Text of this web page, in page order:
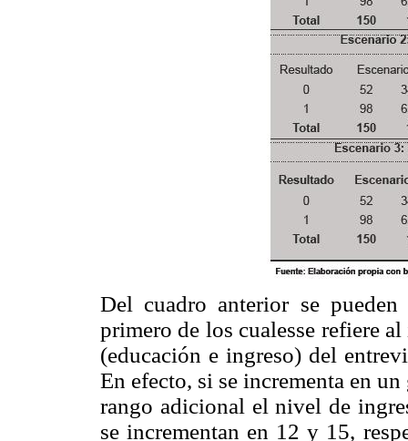
Del cuadro anterior se
primero de los cualesse refiere
(educación e ingreso) del
En efecto, si se incrementa en
rango adicional el nivel de
se incrementan en 12 y 15,